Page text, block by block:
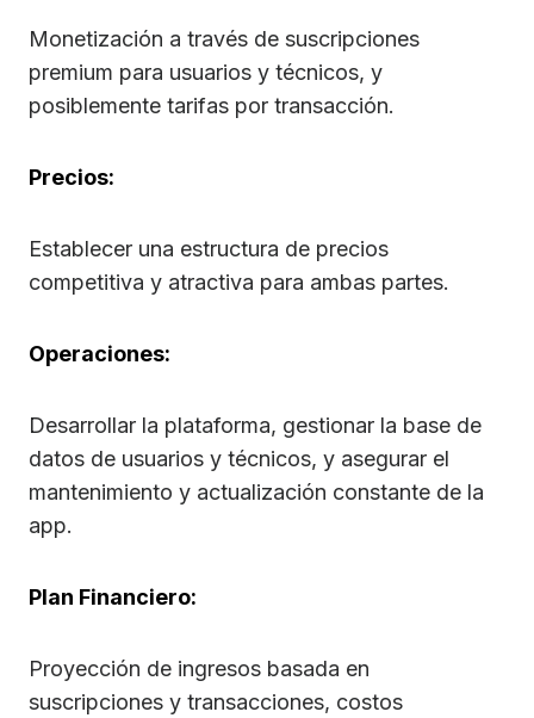
Monetización a través de suscripciones
premium para usuarios y técnicos, y
posiblemente tarifas por transacción.
Precios:
Establecer una estructura de precios
competitiva y atractiva para ambas partes.
Operaciones:
Desarrollar la plataforma, gestionar la base de
datos de usuarios y técnicos, y asegurar el
mantenimiento y actualización constante de la
app.
Plan Financiero:
Proyección de ingresos basada en
suscripciones y transacciones, costos